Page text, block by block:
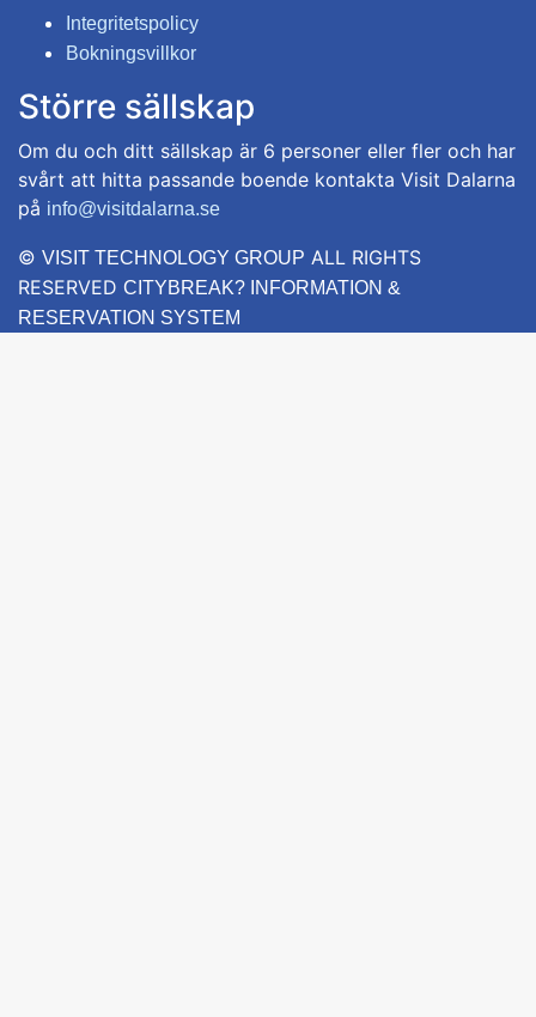
Integritetspolicy
Bokningsvillkor
Större sällskap
Om du och ditt sällskap är 6 personer eller fler och har
svårt att hitta passande boende kontakta Visit Dalarna
på info@visitdalarna.se
© VISIT TECHNOLOGY GROUP ALL RIGHTS
RESERVED CITYBREAK? INFORMATION &
RESERVATION SYSTEM